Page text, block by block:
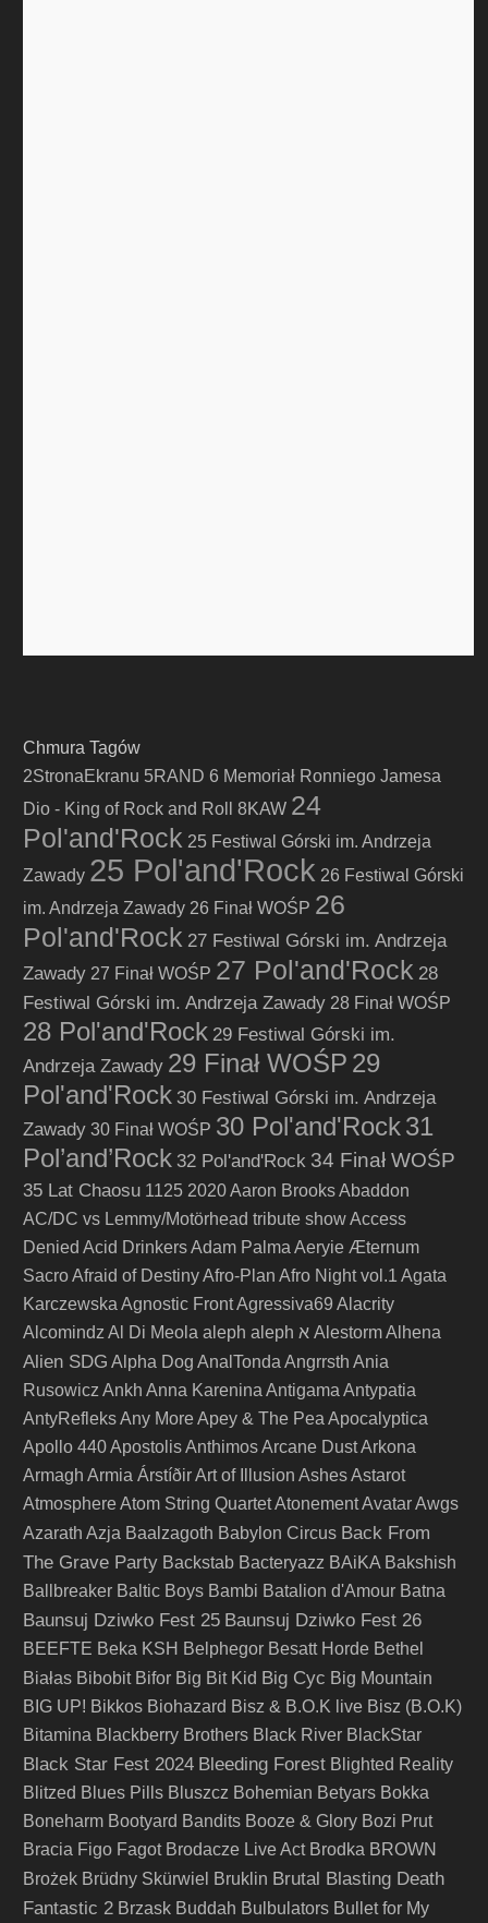
Chmura Tagów
2StronaEkranu 5RAND 6 Memoriał Ronniego Jamesa
Dio - King of Rock and Roll
8KAW 24
Pol'and'Rock 25 Festiwal Górski im. Andrzeja
Zawady 25 Pol'and'Rock 26 Festiwal Górski
im. Andrzeja Zawady 26 Finał WOŚP 26
Pol'and'Rock 27 Festiwal Górski im. Andrzeja
Zawady 27 Finał WOŚP 27 Pol'and'Rock 28
Festiwal Górski im. Andrzeja Zawady 28 Finał WOŚP
28 Pol'and'Rock 29 Festiwal Górski im.
Andrzeja Zawady 29 Finał WOŚP 29
Pol'and'Rock 30 Festiwal Górski im. Andrzeja
Zawady 30 Finał WOŚP 30 Pol'and'Rock31
Pol’and’Rock 32 Pol'and'Rock 34 Finał WOŚP
35 Lat Chaosu 1125 2020Aaron BrooksAbaddon
AC/DC vs Lemmy/Motörhead tribute showAccess
Denied Acid DrinkersAdam Palma Aeryie Æternum
SacroAfraid of DestinyAfro-Plan Afro Night vol.1 Agata
Karczewska Agnostic FrontAgressiva69 Alacrity
Alcomindz Al Di Meola aleph aleph א AlestormAlhena
Alien SDG Alpha Dog AnalTonda Angrrsth Ania
Rusowicz Ankh Anna Karenina Antigama Antypatia
AntyRefleksAny MoreApey & The Pea Apocalyptica
Apollo 440Apostolis AnthimosArcane DustArkona
Armagh Armia ÁrstíðirArt of Illusion AshesAstarot
AtmosphereAtom String QuartetAtonementAvatarAwgs
Azarath Azja Baalzagoth Babylon Circus Back From
The Grave Party Backstab Bacteryazz BAiKA Bakshish
Ballbreaker Baltic Boys Bambi Batalion d'Amour Batna
Baunsuj Dziwko Fest 25 Baunsuj Dziwko Fest 26
BEEFTE Beka KSH Belphegor Besatt Horde Bethel
Białas Bibobit Bifor Big Bit Kid Big Cyc Big Mountain
BIG UP! Bikkos Biohazard Bisz & B.O.K live Bisz (B.O.K)
Bitamina Blackberry Brothers Black River BlackStar
Black Star Fest 2024 Bleeding Forest Blighted Reality
Blitzed Blues Pills Bluszcz Bohemian Betyars Bokka
Boneharm Bootyard Bandits Booze & Glory Bozi Prut
Bracia Figo Fagot Brodacze Live Act Brodka BROWN
Brożek Brüdny Skürwiel Bruklin Brutal Blasting Death
Fantastic 2 Brzask Buddah Bulbulators Bullet for My